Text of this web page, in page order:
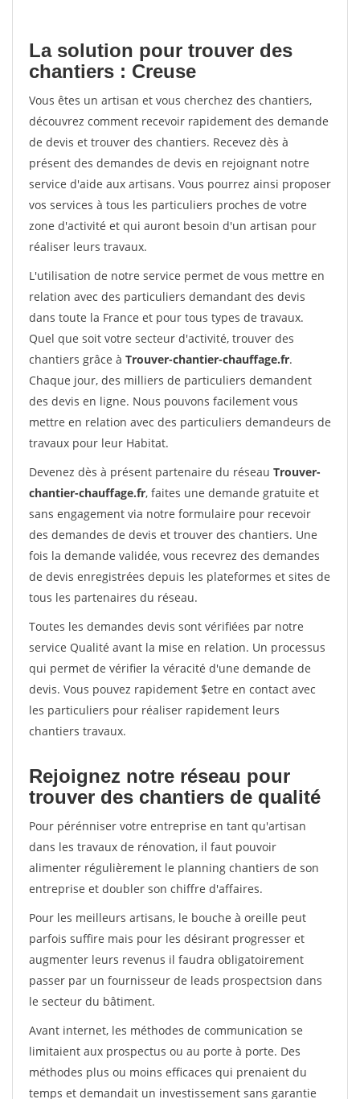
La solution pour trouver des
chantiers : Creuse
Vous êtes un artisan et vous cherchez des chantiers,
découvrez comment recevoir rapidement des demande
de devis et trouver des chantiers. Recevez dès à
présent des demandes de devis en rejoignant notre
service d'aide aux artisans. Vous pourrez ainsi proposer
vos services à tous les particuliers proches de votre
zone d'activité et qui auront besoin d'un artisan pour
réaliser leurs travaux.
L'utilisation de notre service permet de vous mettre en
relation avec des particuliers demandant des devis
dans toute la France et pour tous types de travaux.
Quel que soit votre secteur d'activité, trouver des
chantiers grâce à Trouver-chantier-chauffage.fr.
Chaque jour, des milliers de particuliers demandent
des devis en ligne. Nous pouvons facilement vous
mettre en relation avec des particuliers demandeurs de
travaux pour leur Habitat.
Devenez dès à présent partenaire du réseau Trouver-
chantier-chauffage.fr, faites une demande gratuite et
sans engagement via notre formulaire pour recevoir
des demandes de devis et trouver des chantiers. Une
fois la demande validée, vous recevrez des demandes
de devis enregistrées depuis les plateformes et sites de
tous les partenaires du réseau.
Toutes les demandes devis sont vérifiées par notre
service Qualité avant la mise en relation. Un processus
qui permet de vérifier la véracité d'une demande de
devis. Vous pouvez rapidement $etre en contact avec
les particuliers pour réaliser rapidement leurs
chantiers travaux.
Rejoignez notre réseau pour
trouver des chantiers de qualité
Pour pérénniser votre entreprise en tant qu'artisan
dans les travaux de rénovation, il faut pouvoir
alimenter régulièrement le planning chantiers de son
entreprise et doubler son chiffre d'affaires.
Pour les meilleurs artisans, le bouche à oreille peut
parfois suffire mais pour les désirant progresser et
augmenter leurs revenus il faudra obligatoirement
passer par un fournisseur de leads prospectsion dans
le secteur du bâtiment.
Avant internet, les méthodes de communication se
limitaient aux prospectus ou au porte à porte. Des
méthodes plus ou moins efficaces qui prenaient du
temps et demandait un investissement sans garantie